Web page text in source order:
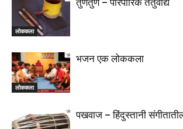
लोककला
तुणतुणे – पारंपारिक तंतुवाद्य
लोककला
भजन एक लोककला
पखवाज – हिंदुस्तानी